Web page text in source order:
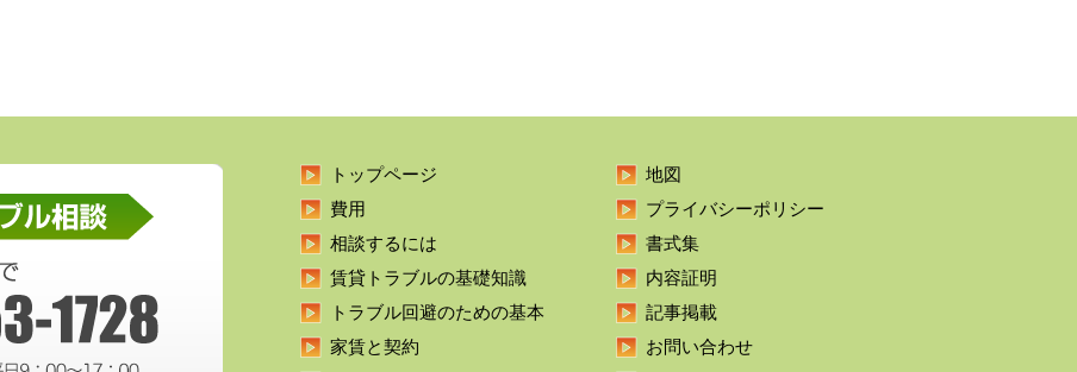
トップページ
費用
相談するには
賃貸トラブルの基礎知識
トラブル回避のための基本
家賃と契約
地図
プライバシーポリシー
書式集
内容証明
記事掲載
お問い合わせ